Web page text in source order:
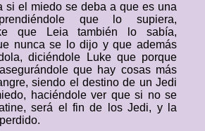
si el miedo se deba a que es una
que lo supiera,
que Leia también lo sabía,
nunca se lo dijo y que además
diciéndole Luke que porque
que hay cosas más
siendo el destino de un Jedi
haciéndole ver que si no se
será el fin de los Jedi, y la